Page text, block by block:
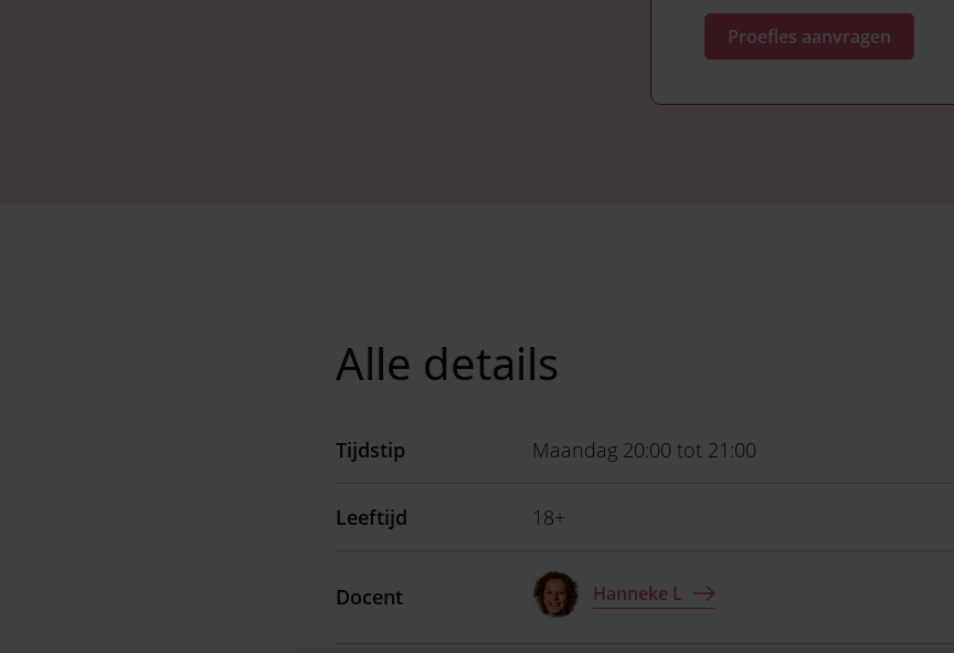
Proefles aanvragen
Alle details
Tijdstip Maandag 20:00 tot 21:00
Leeftijd 18+
Docent Hanneke L